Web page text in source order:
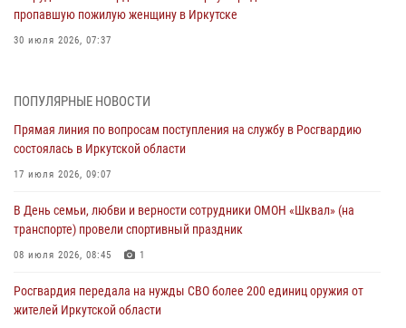
пропавшую пожилую женщину в Иркутске
30 июля 2026, 07:37
жителей Иркутской области
При силовой поддержке СОБР Росгвардии в Иркутской области
провели рейды по соблюдению миграционного законодательства
В честь 10-летия Росгвардии сотрудники вневедомственной охраны
из Ангарска познакомили отдыхающих детского лагеря со службой
29 июля 2026, 03:44
ПОПУЛЯРНЫЕ НОВОСТИ
Прямая линия по вопросам поступления на службу в Росгвардию
состоялась в Иркутской области
17 июля 2026, 09:07
В День семьи, любви и верности сотрудники ОМОН «Шквал» (на
транспорте) провели спортивный праздник
08 июля 2026, 08:45 1
Росгвардия передала на нужды СВО более 200 единиц оружия от
жителей Иркутской области